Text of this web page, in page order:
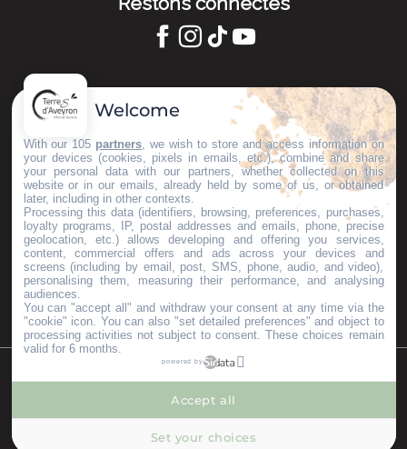
--°
GARDONS LE CONTACT !
S'inscrire à la newsletter
Nos brochures
ESPACE PRO
GROUPES
PRESSE & INFLUENCEURS
Je m'installe ici
©Copyright 2023 Mentions légalesPartenaires
Welcome
With our 105 partners , we wish to store and access information on
your devices (cookies, pixels in emails, etc.), combine and share
your personal data with our partners, whether collected on this
website or in our emails, already held by some of us, or obtained
later, including in other contexts.
Processing this data (identifiers, browsing, preferences, purchases,
loyalty programs, IP, postal addresses and emails, phone, precise
geolocation, etc.) allows developing and offering you services,
content, commercial offers and ads across your devices and
screens (including by email, post, SMS, phone, audio, and video),
personalising them, measuring their performance, and analysing
audiences.
You can "accept all" and withdraw your consent at any time via the
"cookie" icon . You can also "set detailed preferences" and object to
processing activities not subject to consent. These choices remain
valid for 6 months.
powered by
Set your choices
Accept all